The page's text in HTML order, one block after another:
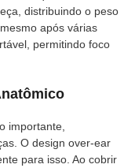
distribuindo o peso
após várias
permitindo foco
importante,
O design over-ear
para isso. Ao cobrir